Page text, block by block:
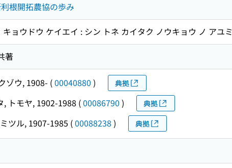
根開拓農協の歩み
ョウドウ ケイエイ : シン トネ カイタク ノウキョウ ノ アユミ
著
ゾウ, 1908- (00040880 ) 典拠
, トモヤ, 1902-1988 (00086790 ) 典拠
ツル, 1907-1985 (00088238 ) 典拠